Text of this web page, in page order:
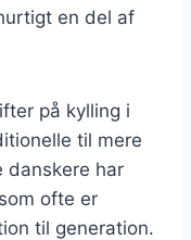
en del af
på kylling i
til mere
danskere har
ofte er
til generation.